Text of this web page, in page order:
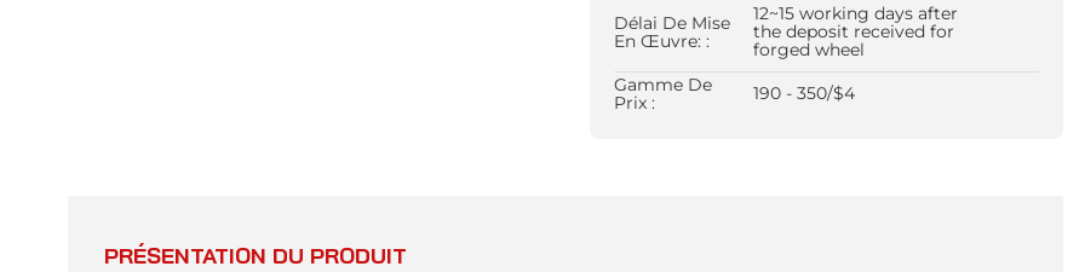
Délai De Mise
En Œuvre: :
12~15 working days after
the deposit received for
forged wheel
Gamme De
Prix :
190 - 350/$4
PRÉSENTATION DU PRODUIT